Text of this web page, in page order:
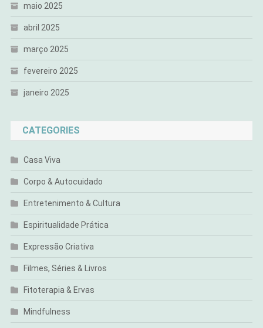
maio 2025
abril 2025
março 2025
fevereiro 2025
janeiro 2025
CATEGORIES
Casa Viva
Corpo & Autocuidado
Entretenimento & Cultura
Espiritualidade Prática
Expressão Criativa
Filmes, Séries & Livros
Fitoterapia & Ervas
Mindfulness